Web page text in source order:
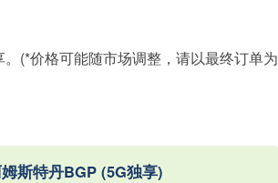
(*价格可能随市场调整，请以最终订单为
斯特丹BGP (5G独享)